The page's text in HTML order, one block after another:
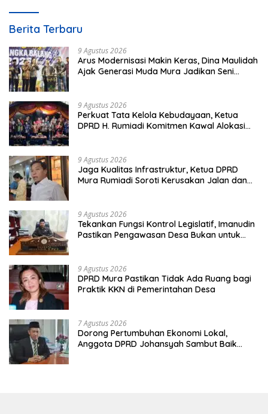
Berita Terbaru
9 Agustus 2026
Arus Modernisasi Makin Keras, Dina Maulidah
Ajak Generasi Muda Mura Jadikan Seni
9 Agustus 2026
Perkuat Tata Kelola Kebudayaan, Ketua
DPRD H. Rumiadi Komitmen Kawal Alokasi
9 Agustus 2026
Jaga Kualitas Infrastruktur, Ketua DPRD
Mura Rumiadi Soroti Kerusakan Jalan dan
9 Agustus 2026
Tekankan Fungsi Kontrol Legislatif, Imanudin
Pastikan Pengawasan Desa Bukan untuk
9 Agustus 2026
DPRD Mura Pastikan Tidak Ada Ruang bagi
Praktik KKN di Pemerintahan Desa
7 Agustus 2026
Dorong Pertumbuhan Ekonomi Lokal,
Anggota DPRD Johansyah Sambut Baik